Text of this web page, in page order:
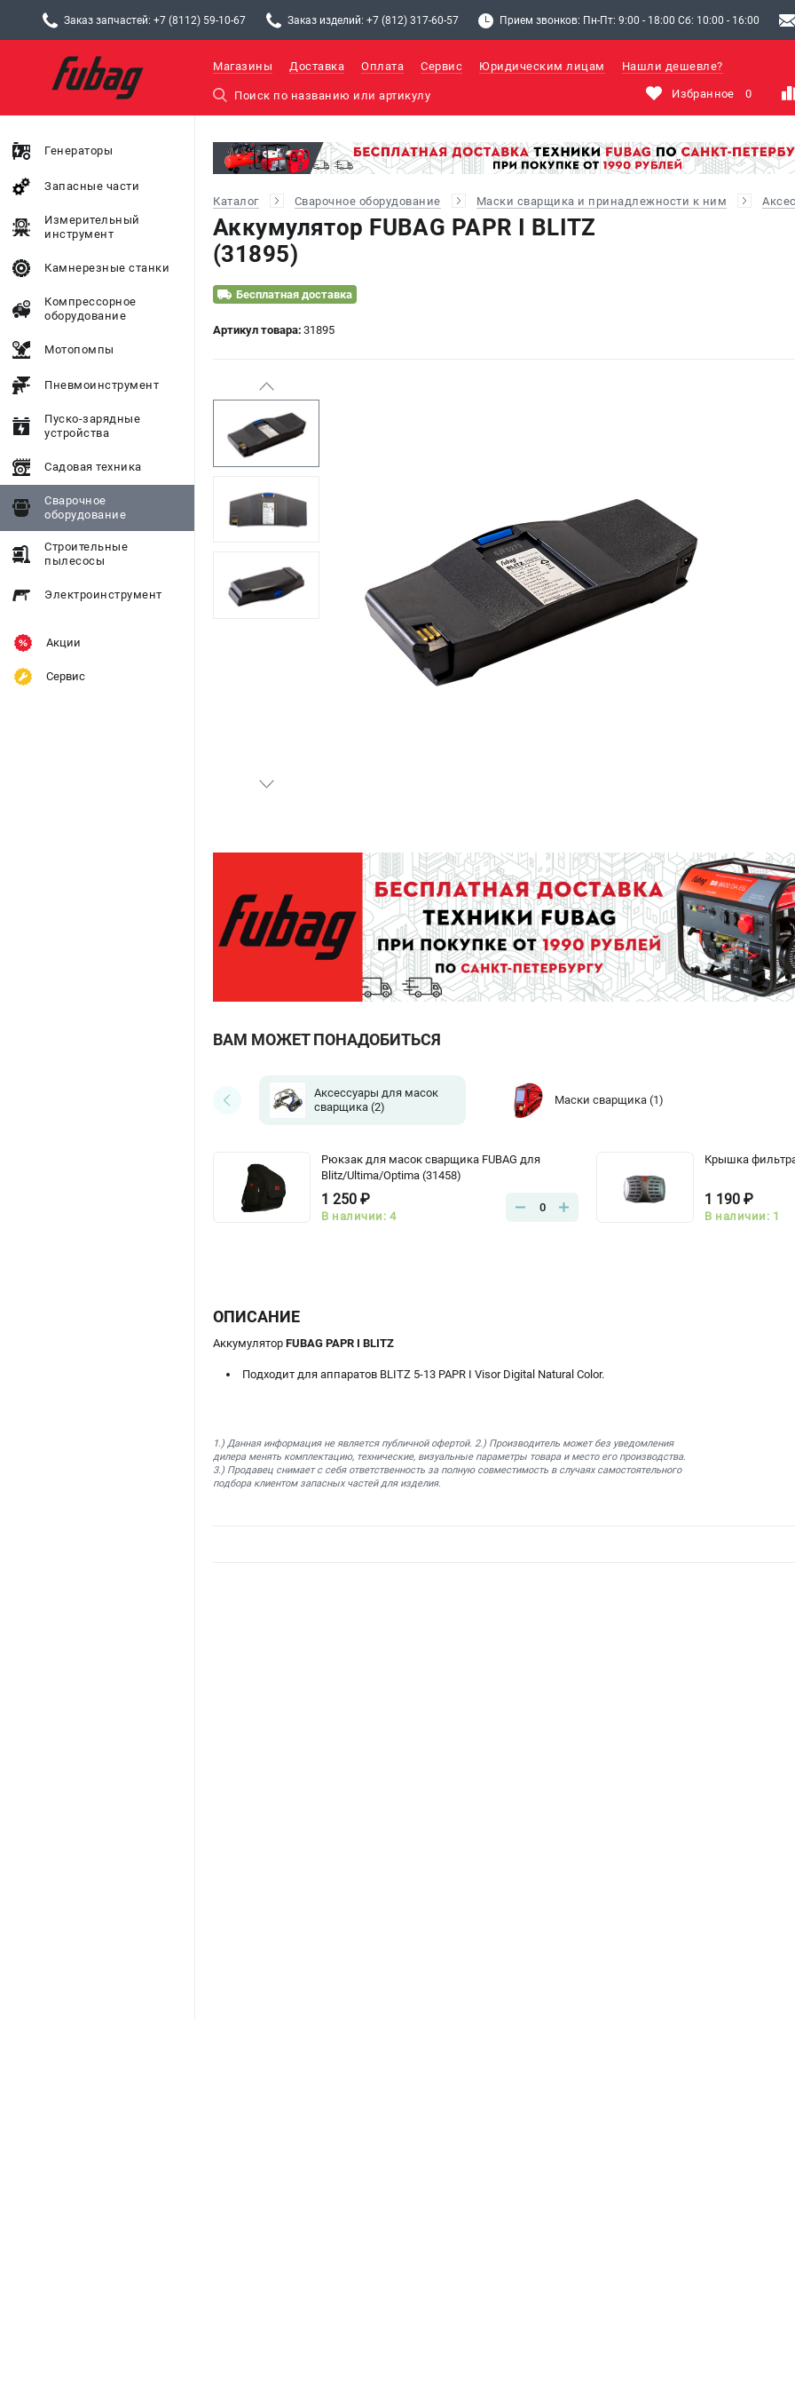
Заказ запчастей: +7 (8112) 59-10-67 Заказ изделий: +7 (812) 317-60-57 Прием звонков: Пн-Пт: 9:00 - 18:00 Сб: 10:00 - 16:00
Магазины Доставка Оплата Сервис Юридическим лицам Нашли дешевле?
Избранное 0
Генераторы
Запасные части
Измерительный
инструмент
Камнерезные станки
Компрессорное
оборудование
Мотопомпы
Пневмоинструмент
Пуско-зарядные
устройства
Садовая техника
Сварочное
оборудование
Строительные
пылесосы
Электроинструмент
Акции
Сервис
Каталог Сварочное оборудование Маски сварщика и принадлежности к ним
Аккумулятор FUBAG PAPR I BLITZ
(31895)
Бесплатная доставка
Артикул товара: 31895
ВАМ МОЖЕТ ПОНАДОБИТЬСЯ
Аксессуары для масок
сварщика (2)
Маски сварщика (1)
Рюкзак для масок сварщика FUBAG для
Blitz/Ultima/Optima (31458)
1 250 ₽
В наличии: 4
0
Крышка фильтра
1 190 ₽
В наличии: 1
ОПИСАНИЕ
Аккумулятор FUBAG PAPR I BLITZ
Подходит для аппаратов BLITZ 5-13 PAPR I Visor Digital Natural Color.
1.) Данная информация не является публичной офертой. 2.) Производитель может без уведомления
дилера менять комплектацию, технические, визуальные параметры товара и место его производства.
3.) Продавец снимает с себя ответственность за полную совместимость в случаях самостоятельного
подбора клиентом запасных частей для изделия.